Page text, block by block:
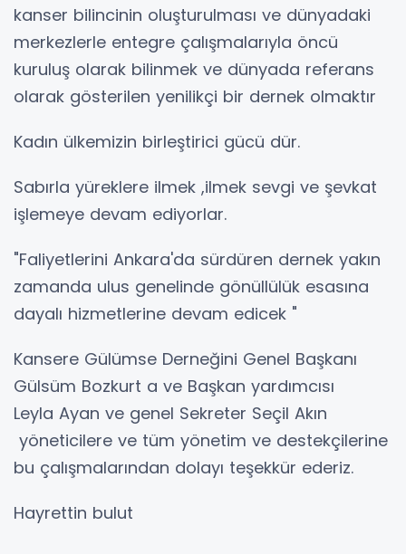
kanser bilincinin oluşturulması ve dünyadaki
merkezlerle entegre çalışmalarıyla öncü
kuruluş olarak bilinmek ve dünyada referans
olarak gösterilen yenilikçi bir dernek olmaktır
Kadın ülkemizin birleştirici gücü dür.
Sabırla yüreklere ilmek ,ilmek sevgi ve şevkat
işlemeye devam ediyorlar.
"Faliyetlerini Ankara'da sürdüren dernek yakın
zamanda ulus genelinde gönüllülük esasına
dayalı hizmetlerine devam edicek "
Kansere Gülümse Derneğini Genel Başkanı
Gülsüm Bozkurt a ve Başkan yardımcısı
Leyla Ayan ve genel Sekreter Seçil Akın
yöneticilere ve tüm yönetim ve destekçilerine
bu çalışmalarından dolayı teşekkür ederiz.
Hayrettin bulut